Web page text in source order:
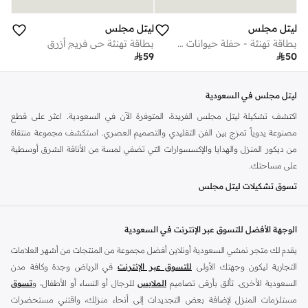
ليتل مجلس
بطاقة تهنئة - حفلة حيوانات أليفة
50
ليتل مجلس
بطاقة تهنئة حي فريج أزرق
59
ليتل مجلس في السعودية
اكتشف تشكيلة ليتل مجلس الفريدة، المتوفرة الآن في السعودية. اعثر على قطع
مصنوعة يدوياً تمزج بين الفن التقليدي والتصميم العصري. استكشف مجموعة منتقاة
من ديكور المنزل والهدايا والإكسسوارات التي تضفي لمسة من الأناقة الشرق أوسطية
على مساحتك.
تسوق تشكيلات ليتل مجلس
تقدم ليتل مجلس مجموعة متنوعة من القطع المميزة. كل قطعة تحكي قصة، وتعكس
الثقافة الغنية والتراث للمنطقة. يمكنك العثور على قطع مثالية لمنزلك أو كهدايا مدروسة.
عزز مساحة معيشتك بلمسات ليتل مجلس المنزلية. اكتشف صواني، وقواعد أكواب،
وقطع ديكورية مصممة بشكل جميل. تضيف هذه القطع لمسة راقية إلى أي غرفة.
هدايا وإكسسوارات
الوجهة الأفضل للتسوق عبر الإنترنت في السعودية
يقدم لك متجر نمشي السعودية أونلاين أفضل مجموعة من المنتجات من أشهر العلامات
التجارية ليكون وجهتك الأولى للتسوق عبر الإنترنت في الرياض وجدة وكافة مدن
السعودية الأخرى. تألق بأرقى تصاميم الملابس للرجال أو النساء أو الأطفال، وتسوق
مستلزمات المنزل لإضافة بعض التجديدات إلى أنحاء منزلك، واقتني مستحضرات